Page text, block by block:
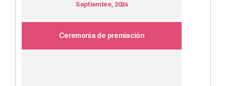
Septiembre, 2024
Ceremonia de premiación